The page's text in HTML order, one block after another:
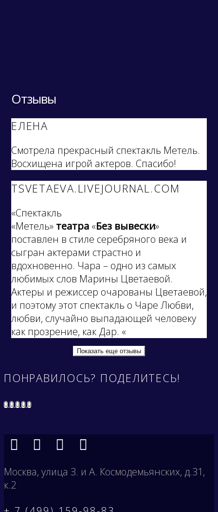
Отзывы
ЕЛЕНА
Смотрела прекрасный спектакль Метель.
Восхищена игрой актеров. Спасибо!
TSVETAEVA.LIVEJOURNAL.COM
«Спектакль
«Метель» театра «Без вывески»
поставлен в стиле серебряного века и
сыгран актерами страстно и
вдохновенно. Чара – одно из самых
любимых слов Марины Цветаевой.
Актеры и режиссер очарованы Цветаевой,
и поэтому этот спектакль о Чаре Любви,
любви, случайно выпадающей человеку
как прозрение, как Дар. «
Показать еще отзывы
ПОНРАВИЛОСЬ? ПОДЕЛИТЕСЬ!
Москва, улица З. и А. Космодемьянских, д.31,
к.2